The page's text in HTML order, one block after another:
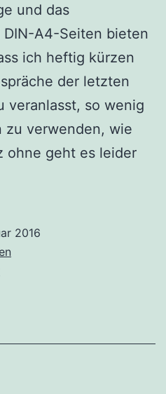
und das
A4-Seiten bieten
ich heftig kürzen
der letzten
veranlasst, so wenig
zu verwenden, wie
ohne geht es leider
2016